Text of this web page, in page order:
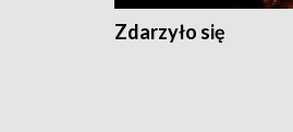
Zdarzyło się